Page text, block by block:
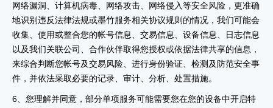
网络漏洞、计算机病毒、网络攻击、网络侵入等安全风险，更准确
地识别违反法律法规或墨竹服务相关协议规则的情况，我们可能会
收集、使用或整合您的帐号信息、交易信息、设备信息、日志信息
以及我们关联公司、合作伙伴取得您授权或依据法律共享的信息，
来综合判断您帐号及交易风险、进行身份验证、检测及防范安全事
件，并依法采取必要的记录、审计、分析、处置措施。
6、您理解并同意，部分单项服务可能需要您在您的设备中开启特